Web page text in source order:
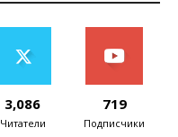
3,086
Читатели
719
Подписчики